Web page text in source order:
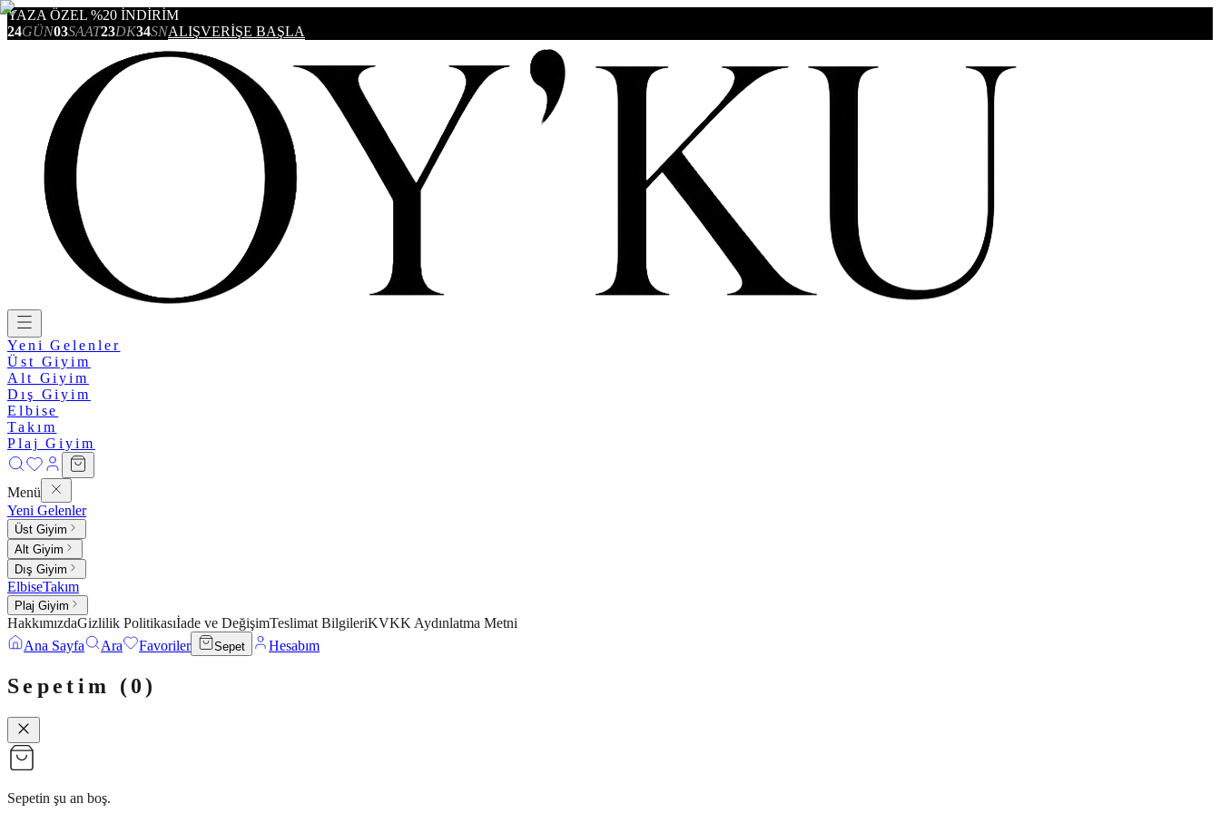
YAZA ÖZEL %20 İNDİRİM
24GÜN03SAAT23DK34SNALIŞVERİŞE BAŞLA
Yeni Gelenler
Üst Giyim
Alt Giyim
Dış Giyim
Elbise
Takım
Plaj Giyim
Menü
Yeni Gelenler
Üst Giyim
Alt Giyim
Dış Giyim
ElbiseTakım
Plaj Giyim
HakkımızdaGizlilik Politikasıİade ve DeğişimTeslimat BilgileriKVKK Aydınlatma Metni
Ana Sayfa
Ara Favoriler Sepet Hesabım
Sepetim (0)
Sepetin şu an boş.